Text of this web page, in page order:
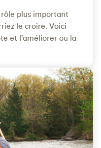
plus important
le croire. Voici
et l’améliorer ou la